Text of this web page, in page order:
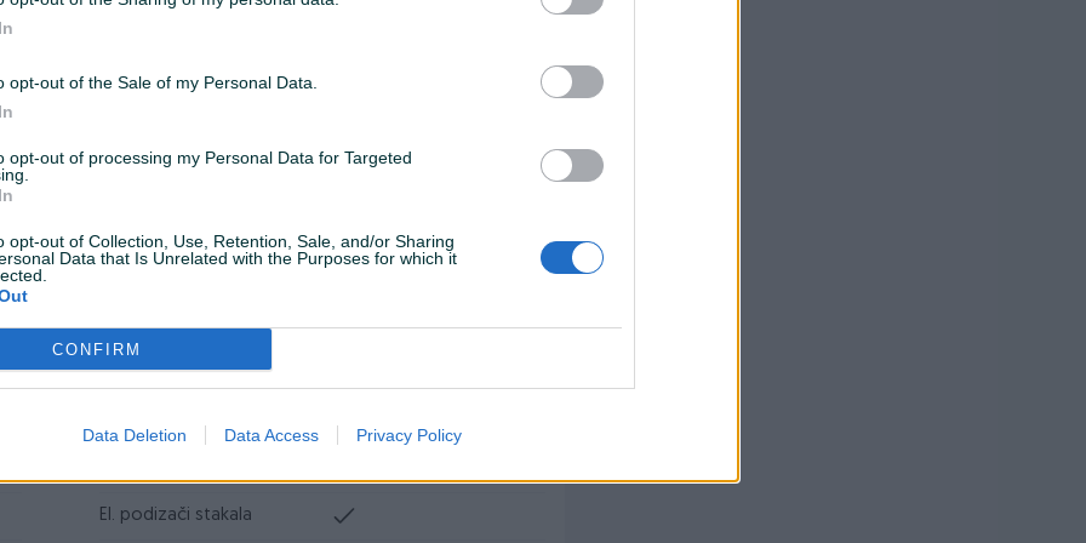
opt-out of the Sale of my Personal Data.
opt-out of processing my Personal Data for Targeted
opt-out of Collection, Use, Retention, Sale, and/or Sharing
Data that Is Unrelated with the Purposes for which it
CONFIRM
Data Deletion Data Access Privacy Policy
ABS
Datum objave 22.09.2024
Vrsta enterijera Platno
Metalik
Komande na volanu
El. podizači stakala